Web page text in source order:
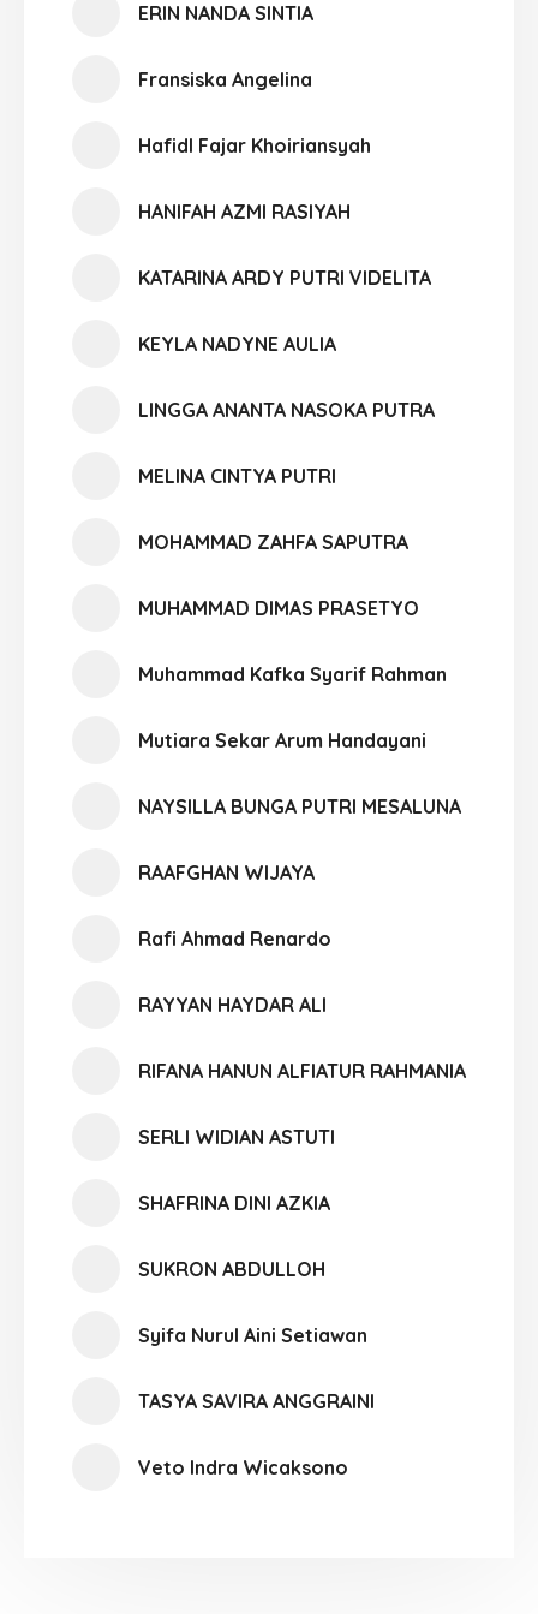
ERIN NANDA SINTIA
Fransiska Angelina
Hafidl Fajar Khoiriansyah
HANIFAH AZMI RASIYAH
KATARINA ARDY PUTRI VIDELITA
KEYLA NADYNE AULIA
LINGGA ANANTA NASOKA PUTRA
MELINA CINTYA PUTRI
MOHAMMAD ZAHFA SAPUTRA
MUHAMMAD DIMAS PRASETYO
Muhammad Kafka Syarif Rahman
Mutiara Sekar Arum Handayani
NAYSILLA BUNGA PUTRI MESALUNA
RAAFGHAN WIJAYA
Rafi Ahmad Renardo
RAYYAN HAYDAR ALI
RIFANA HANUN ALFIATUR RAHMANIA
SERLI WIDIAN ASTUTI
SHAFRINA DINI AZKIA
SUKRON ABDULLOH
Syifa Nurul Aini Setiawan
TASYA SAVIRA ANGGRAINI
Veto Indra Wicaksono